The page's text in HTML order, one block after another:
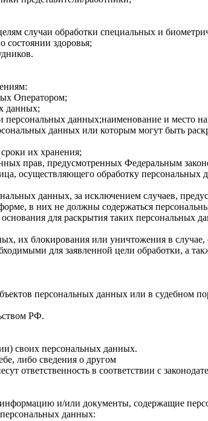
случаи обработки специальных и
состоянии здоровья;
Оператором;
данных;
данных;наименование и место
данных или которым могут быть
их хранения;
прав, предусмотренных Федеральным
осуществляющего обработку
данных, за исключением случаев,
в них не должны содержаться
для раскрытия таких персональных
их блокирования или уничтожения в
для заявленной цели обработки, а
персональных данных или в судебном
РФ.
своих персональных данных.
либо сведения о другом
ответственность в соответствии с
и/или документы, содержащие
данных: